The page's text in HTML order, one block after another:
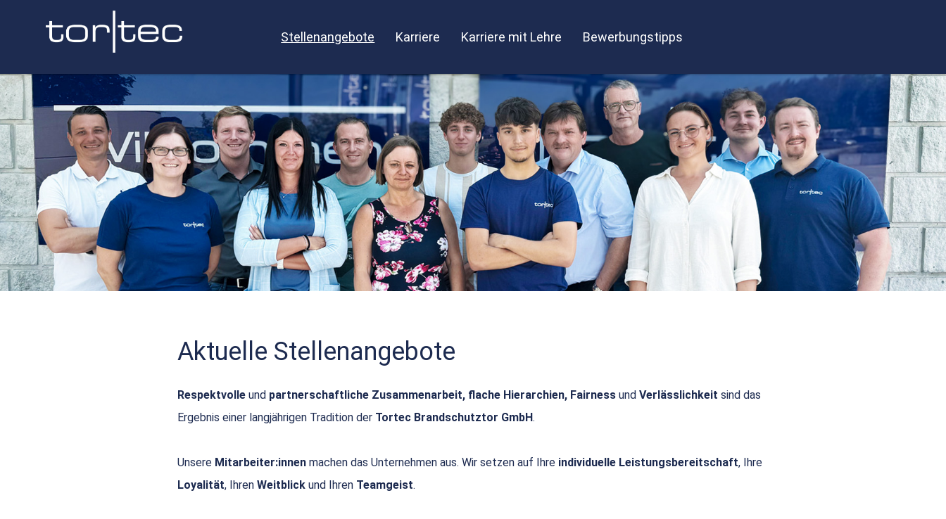
Stellenangebote Karriere Karriere mit Lehre Bewerbungstipps
Aktuelle Stellenangebote
Respektvolle und partnerschaftliche Zusammenarbeit, flache Hierarchien, Fairness und Verlässlichkeit sind das
Ergebnis einer langjährigen Tradition der Tortec Brandschutztor GmbH.
Unsere Mitarbeiter:innen machen das Unternehmen aus. Wir setzen auf Ihre individuelle Leistungsbereitschaft, Ihre
Loyalität, Ihren Weitblick und Ihren Teamgeist.